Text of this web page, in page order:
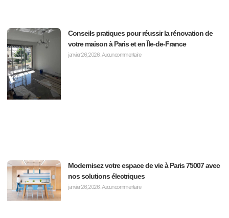
Conseils pratiques pour réussir la rénovation de
votre maison à Paris et en Île-de-France
janvier 26, 2026Aucun commentaire
Modernisez votre espace de vie à Paris 75007 avec
nos solutions électriques
janvier 26, 2026Aucun commentaire